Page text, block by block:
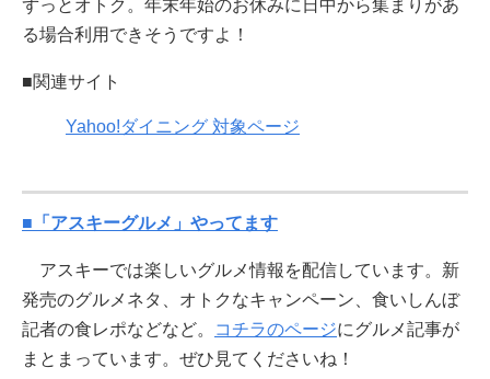
ずっとオトク。年末年始のお休みに日中から集まりがあ
る場合利用できそうですよ！
■関連サイト
Yahoo!ダイニング 対象ページ
■「アスキーグルメ」やってます
アスキーでは楽しいグルメ情報を配信しています。新
発売のグルメネタ、オトクなキャンペーン、食いしんぼ
記者の食レポなどなど。
コチラのページにグルメ記事が
まとまっています。ぜひ見てくださいね！